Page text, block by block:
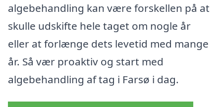
algebehandling kan være forskellen på at
skulle udskifte hele taget om nogle år
eller at forlænge dets levetid med mange
år. Så vær proaktiv og start med
algebehandling af tag i Farsø i dag.